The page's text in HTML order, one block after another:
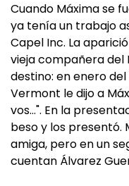
Cuando Máxima se
ya tenía un trabajo
Capel Inc. La
vieja compañera del
destino: en enero
Vermont le dijo a
vos…". En la
beso y los presentó.
amiga, pero en un
cuentan Álvarez